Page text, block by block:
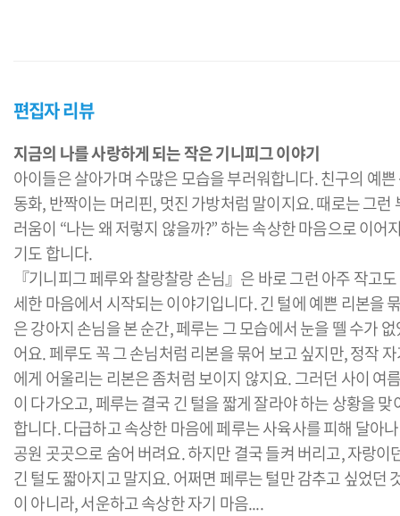
편집자 리뷰
지금의 나를 사랑하게 되는 작은 기니피그 이야기
아이들은 살아가며 수많은 모습을 부러워합니다. 친구의 예쁜
동화, 반짝이는 머리핀, 멋진 가방처럼 말이지요. 때로는 그런
러움이 “나는 왜 저렇지 않을까?” 하는 속상한 마음으로 이어
기도 합니다.
『기니피그 페루와 찰랑찰랑 손님』은 바로 그런 아주 작고
세한 마음에서 시작되는 이야기입니다. 긴 털에 예쁜 리본을
은 강아지 손님을 본 순간, 페루는 그 모습에서 눈을 뗄 수가
어요. 페루도 꼭 그 손님처럼 리본을 묶어 보고 싶지만, 정작
에게 어울리는 리본은 좀처럼 보이지 않지요. 그러던 사이 여
이 다가오고, 페루는 결국 긴 털을 짧게 잘라야 하는 상황을 맞
합니다. 다급하고 속상한 마음에 페루는 사육사를 피해 달아나
공원 곳곳으로 숨어 버려요. 하지만 결국 들켜 버리고, 자랑이
긴 털도 짧아지고 말지요. 어쩌면 페루는 털만 감추고 싶었던
이 아니라, 서운하고 속상한 자기 마음....